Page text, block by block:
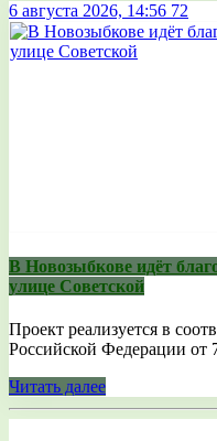
6 августа 2026, 14:56 72
В Новозыбкове идёт
улице Советской
Проект реализуется в
Российской Федерации от
Читать далее